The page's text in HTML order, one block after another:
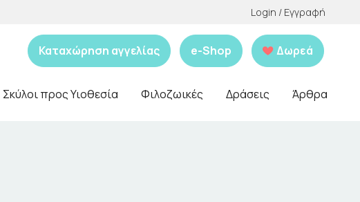
Login / Εγγραφή
Καταχώρηση αγγελίας e-Shop Δωρεά
Σκύλοι προς Υιοθεσία Φιλοζωικές Δράσεις Άρθρα